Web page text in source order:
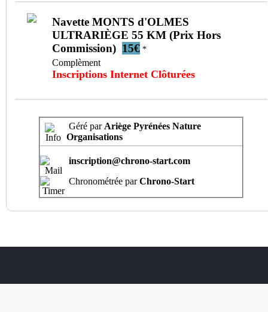
Navette MONTS d'OLMES
ULTRARIÈGE 55 KM (Prix Hors
Commission) 15€ *
Complèment
Inscriptions Internet Clôturées
Géré par Ariège Pyrénées Nature
Organisations
inscription@chrono-start.com
Chronométrée parChrono-Start